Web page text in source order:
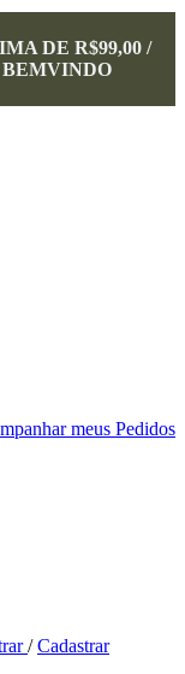
DE R$99,00 /
meus Pedidos
/Cadastrar